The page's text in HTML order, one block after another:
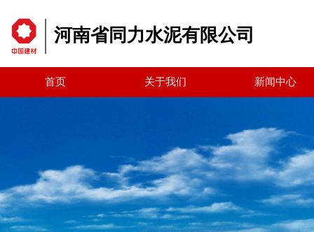
河南省同力水泥有限公司
首页 关于我们 新闻中心